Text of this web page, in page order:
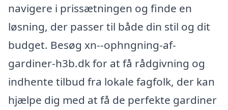
navigere i prissætningen og finde en
løsning, der passer til både din stil og dit
budget. Besøg xn--ophngning-af-
gardiner-h3b.dk for at få rådgivning og
indhente tilbud fra lokale fagfolk, der kan
hjælpe dig med at få de perfekte gardiner